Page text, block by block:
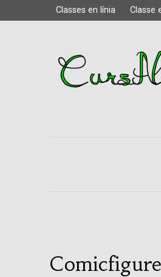
Classes en línia Classe